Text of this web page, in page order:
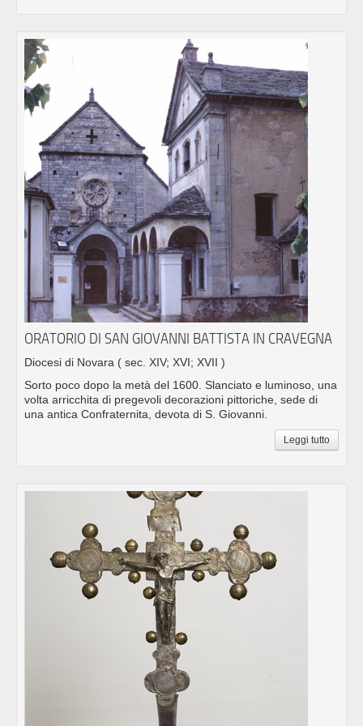
ORATORIO DI SAN GIOVANNI BATTISTA IN CRAVEGNA
Diocesi di Novara ( sec. XIV; XVI; XVII )
Sorto poco dopo la metà del 1600. Slanciato e luminoso, una
volta arricchita di pregevoli decorazioni pittoriche, sede di
una antica Confraternita, devota di S. Giovanni.
Leggi tutto